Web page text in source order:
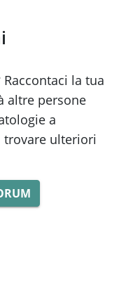
la tua
altre persone
a
trovare ulteriori